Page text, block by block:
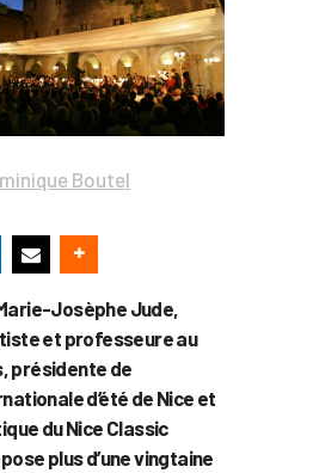
Boutel
Josèphe Jude,
et professeure au
présidente de
d’été de Nice et
du Nice Classic
plus d’une vingtaine